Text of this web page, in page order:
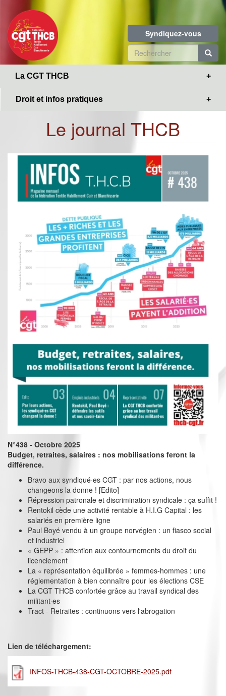
contenu
principal
Syndiquez-vous
Formulaire
de
La CGT THCB
Droit et infos pratiques
Le journal THCB
N°438 - Octobre 2025
Budget, retraites, salaires : nos mobilisations feront la
différence.
Bravo aux syndiqué·es CGT : par nos actions, nous
changeons la donne ! [Edito]
Répression patronale et discrimination syndicale : ça suffit !
Rentokil cède une activité rentable à H.I.G Capital : les
salariés en première ligne
Paul Boyé vendu à un groupe norvégien : un fiasco social
et industriel
« GEPP » : attention aux contournements du droit du
licenciement
La « représentation équilibrée » femmes-hommes : une
réglementation à bien connaître pour les élections CSE
La CGT THCB confortée grâce au travail syndical des
militant·es
Tract - Retraites : continuons vers l'abrogation
Lien de téléchargement:
INFOS-THCB-438-CGT-OCTOBRE-2025.pdf